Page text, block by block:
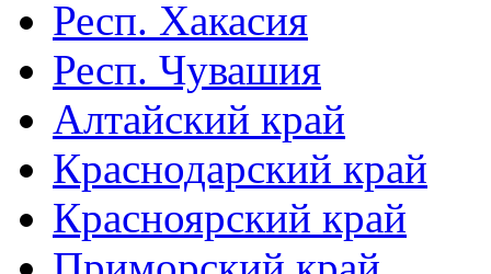
Респ. Хакасия
Респ. Чувашия
Алтайский край
Краснодарский край
Красноярский край